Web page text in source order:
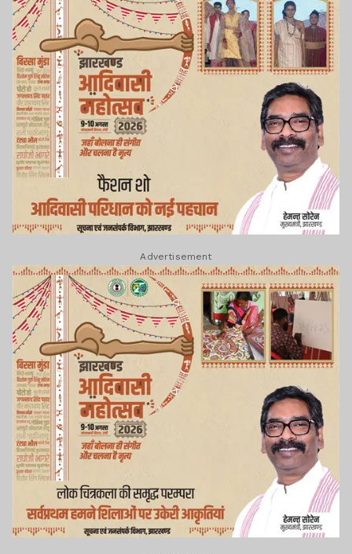
Advertisement